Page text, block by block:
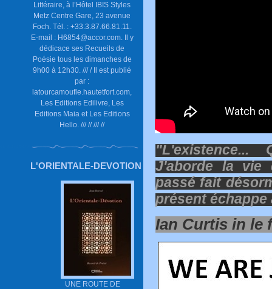
Littéraire, à l’Hôtel IBIS Styles
Metz Centre Gare, 23 avenue
Foch. Tél. : +33.3.87.66.81.11.
E-mail : H6854@accor.com. Il y
dédicace ses Recueils de
Poésie tous les dimanches de
9h00 à 12h30. /// / Il est publié
par :
latourcamoufle.hautetfort.com,
Les Editions Edilivre, Les
Editions Maia et Les Editions
Hello. /// // /// //
L'ORIENTALE-DEVOTION
UNE ROUTE DE
"L'existence...
J'aborde la vie
passé fait
présent
Ian Curtis in le